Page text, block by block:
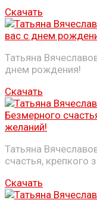
Скачать
Татьяна
днем рождения!
Скачать
Татьяна
счастья, крепкого
Скачать